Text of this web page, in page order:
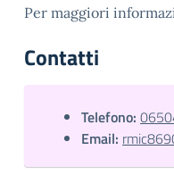
Per maggiori
Contatti
Telefono:
Email: